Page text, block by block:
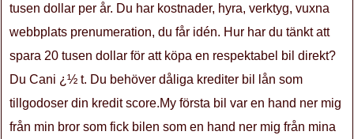
tusen dollar per år. Du har kostnader, hyra, verktyg, vuxna
webbplats prenumeration, du får idén. Hur har du tänkt att
spara 20 tusen dollar för att köpa en respektabel bil direkt?
Du Cani ¿½ t. Du behöver dåliga krediter bil lån som
tillgodoser din kredit score.My första bil var en hand ner mig
från min bror som fick bilen som en hand ner mig från mina